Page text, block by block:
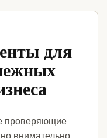
для
проверяющие
внимательно